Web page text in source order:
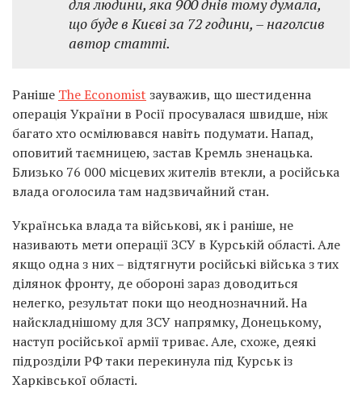
для людини, яка 900 днів тому думала,
що буде в Києві за 72 години, – наголсив
автор статті.
Раніше The Economist зауважив, що шестиденна
операція України в Росії просувалася швидше, ніж
багато хто осмілювався навіть подумати. Напад,
оповитий таємницею, застав Кремль зненацька.
Близько 76 000 місцевих жителів втекли, а російська
влада оголосила там надзвичайний стан.
Українська влада та військові, як і раніше, не
називають мети операції ЗСУ в Курській області. Але
якщо одна з них – відтягнути російські війська з тих
ділянок фронту, де обороні зараз доводиться
нелегко, результат поки що неоднозначний. На
найскладнішому для ЗСУ напрямку, Донецькому,
наступ російської армії триває. Але, схоже, деякі
підрозділи РФ таки перекинула під Курськ із
Харківської області.